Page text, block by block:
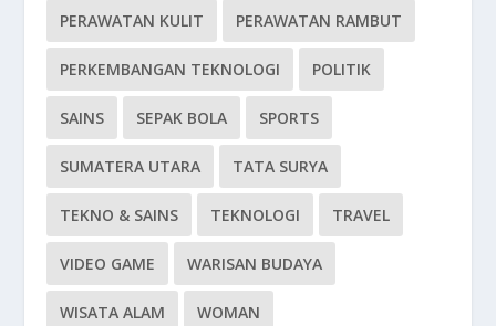
PERAWATAN KULIT PERAWATAN RAMBUT
PERKEMBANGAN TEKNOLOGI POLITIK
SAINS SEPAK BOLA SPORTS
SUMATERA UTARA TATA SURYA
TEKNO & SAINS TEKNOLOGI TRAVEL
VIDEO GAME WARISAN BUDAYA
WISATA ALAM WOMAN